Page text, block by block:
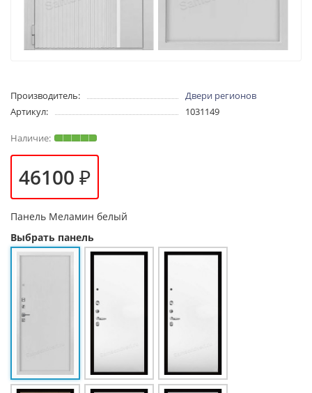
Производитель:
Двери регионов
Артикул:
1031149
46100 ₽
Панель Меламин белый
Выбрать панель